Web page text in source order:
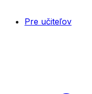
Pre učiteľov